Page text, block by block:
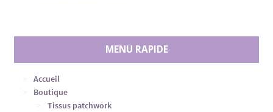
MENU RAPIDE
Accueil
Boutique
Tissus patchwork